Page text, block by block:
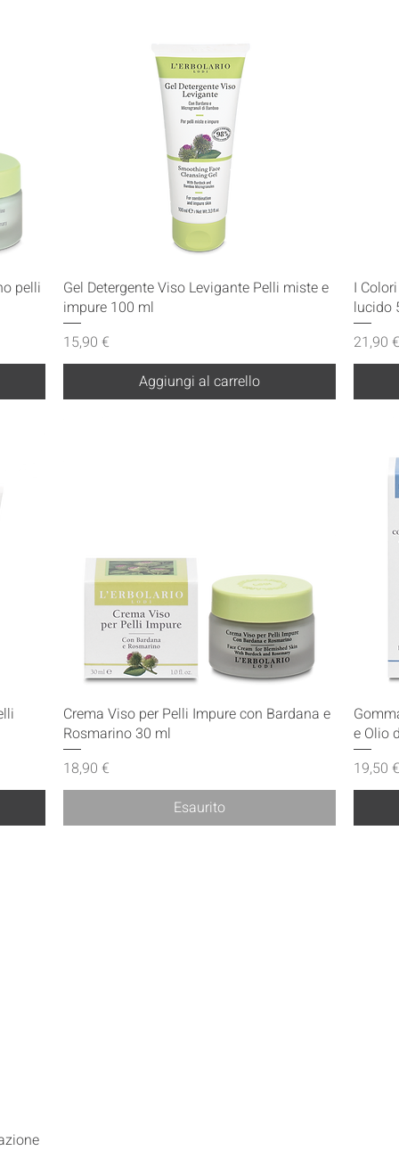
pelli Vista rapida
Gel Detergente Viso Levigante Pelli miste e
impure 100 ml
Prezzo
15,90 €
Aggiungi al carrello
I
lucido
Prezzo
21,90 €
Vista rapida
Crema Viso per Pelli Impure con Bardana e
Rosmarino 30 ml
Prezzo
18,90 €
Esaurito
e Olio
Prezzo
19,50 €